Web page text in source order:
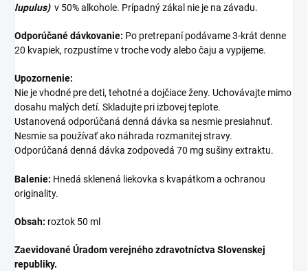
lupulus) v 50% alkohole. Prípadný zákal nie je na závadu.
Odporúčané dávkovanie: Po pretrepaní podávame 3-krát denne
20 kvapiek, rozpustíme v troche vody alebo čaju a vypijeme.
Upozornenie:
Nie je vhodné pre deti, tehotné a dojčiace ženy. Uchovávajte mimo
dosahu malých detí. Skladujte pri izbovej teplote.
Ustanovená odporúčaná denná dávka sa nesmie presiahnuť.
Nesmie sa používať ako náhrada rozmanitej stravy.
Odporúčaná denná dávka zodpovedá 70 mg sušiny extraktu.
Balenie: Hnedá sklenená liekovka s kvapátkom a ochranou
originality.
Obsah: roztok 50 ml
Zaevidované Úradom verejného zdravotníctva Slovenskej
republiky.